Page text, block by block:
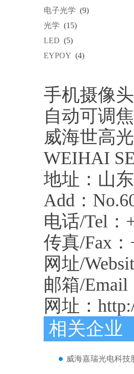
电子光学 (9)
光学 (15)
LED (5)
EYPOY (4)
手机摄像
自动可调
威海世高
WEIHAI
地址：山
Add：
电话/Tel：
传真/Fax：
网址/
邮箱/Email
网址：
相关企业
威海嘉瑞光电科技